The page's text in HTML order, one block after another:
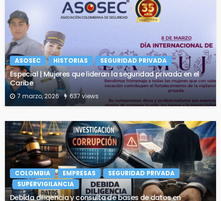
ASOSEC HISTORIAS SEGURIDAD PRIVADA
Especial | Mujeres que lideran la seguridad privada en el
Caribe
7 marzo, 2026 637 views
COLOMBIA EMPRESAS
SEGURIDAD PRIVADA
SUPERVIGILANCIA
Debida diligencia y consulta de bases de datos en